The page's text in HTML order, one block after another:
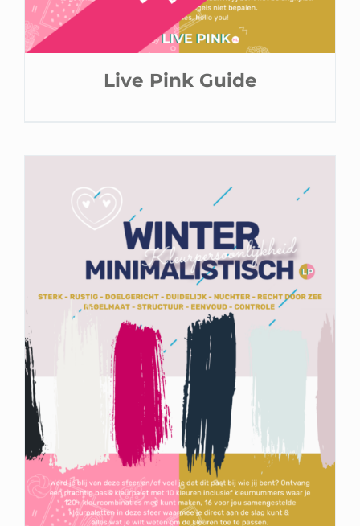
Live Pink Guide